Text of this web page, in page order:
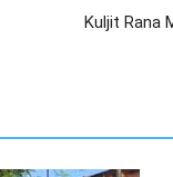
Kuljit Rana